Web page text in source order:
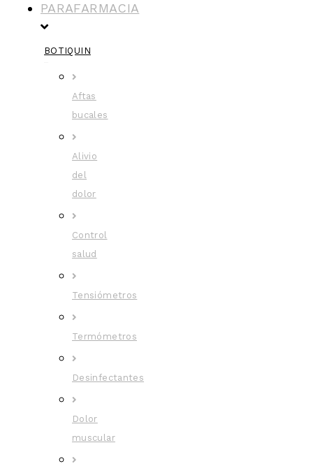
PARAFARMACIA
BOTIQUIN
Aftas
bucales
Alivio
del
dolor
Control
salud
Tensiómetros
Termómetros
Desinfectantes
Dolor
muscular